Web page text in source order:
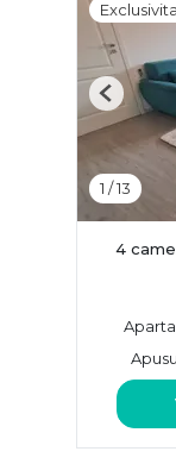
1 /13
Previous
4